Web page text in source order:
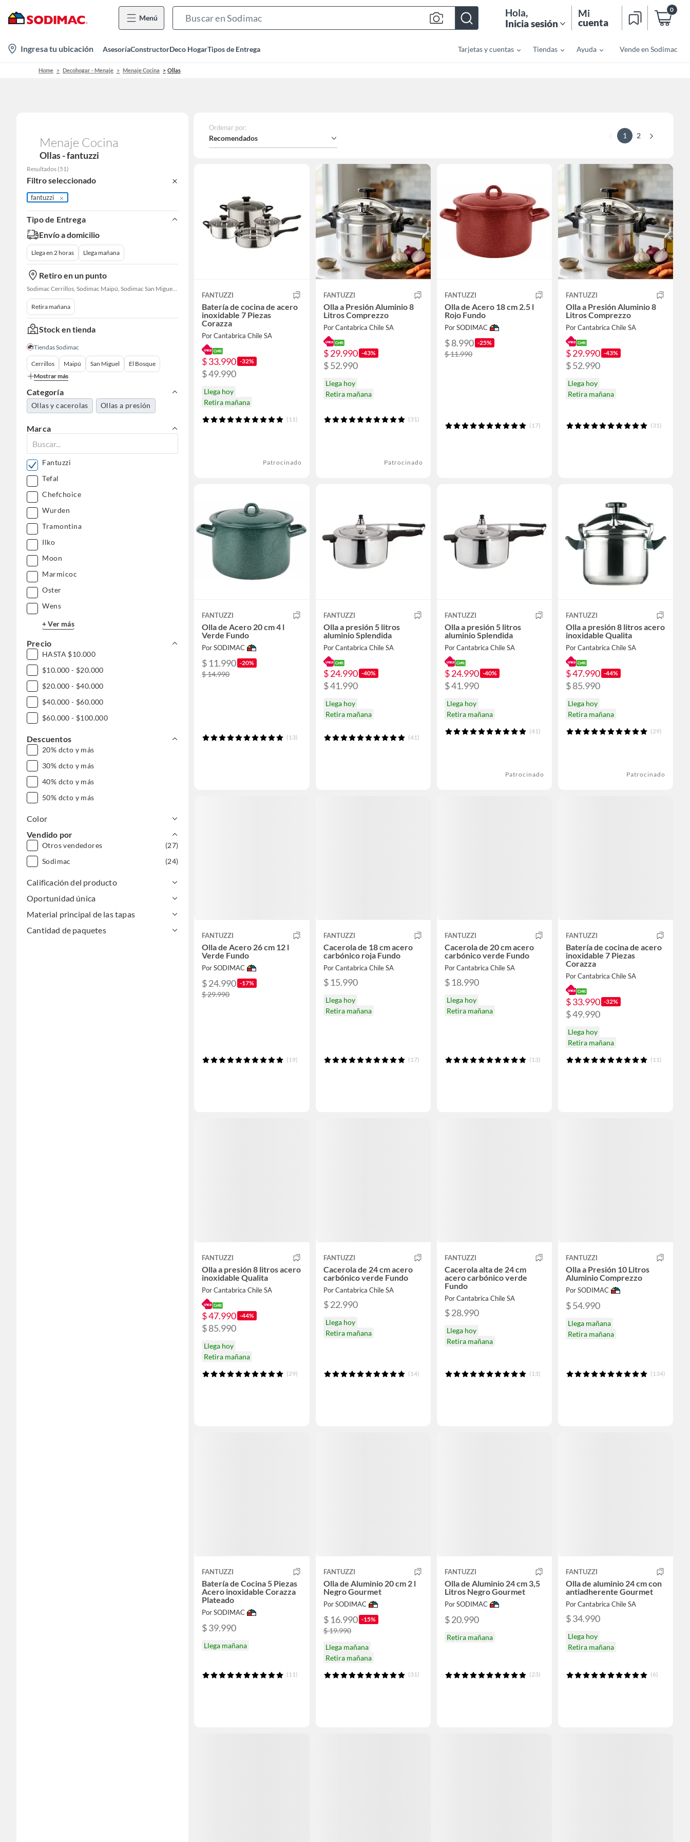
Menú
Bar
Hola,
Inicia sesión
Mi
cuenta
0
location-
icon
Ingresa tu ubicación AsesoríaConstructorDeco HogarTipos de Entrega Tarjetas y cuentas Tiendas Ayuda Vende en Sodimac
Home Decohogar - Menaje Menaje Cocina Ollas
Menaje Cocina
Ollas - fantuzzi
Resultados (51)
Filtro seleccionado
fantuzzi
Tipo de Entrega
Envío a domicilio
Llega en 2 horas Llega mañana
Retiro en un punto
Sodimac Cerrillos, Sodimac Maipú, Sodimac San Miguel, Sodimac El Bosque, Sodimac San Bernardo, Sodimac Talagante, Sodimac San Fernando
Retira mañana
Stock en tienda
Tiendas Sodimac
Cerrillos Maipú San Miguel
El Bosque
Mostrar más
Categoría
Ollas y cacerolas Ollas a presión
Marca
Fantuzzi
Tefal
Chefchoice
Wurden
Tramontina
Ilko
Moon
Marmicoc
Oster
Wens
+ Ver más
Precio
HASTA $10.000
$10.000 - $20.000
$20.000 - $40.000
$40.000 - $60.000
$60.000 - $100.000
Descuentos
20% dcto y más
30% dcto y más
40% dcto y más
50% dcto y más
Color
Vendido por
Otros vendedores
(27)
Sodimac
(24)
Calificación del producto
Oportunidad única
Material principal de las tapas
Cantidad de paquetes
Ordenar por:
Recomendados 1 2
FANTUZZI
Batería de cocina de acero
inoxidable 7 Piezas
Corazza
Por Cantabrica Chile SA
$ 33.990 -32%
$ 49.990
Llega hoy
Retira mañana
(11)
Patrocinado
FANTUZZI
Olla a Presión Aluminio 8
Litros Comprezzo
Por Cantabrica Chile SA
$ 29.990 -43%
$ 52.990
Llega hoy
Retira mañana
(31)
Patrocinado
FANTUZZI
Olla de Acero 18 cm 2.5 l
Rojo Fundo
Por SODIMAC
$ 8.990 -25%
$ 11.990
(17)
FANTUZZI
Olla a Presión Aluminio 8
Litros Comprezzo
Por Cantabrica Chile SA
$ 29.990 -43%
$ 52.990
Llega hoy
Retira mañana
(31)
FANTUZZI
Olla de Acero 20 cm 4 l
Verde Fundo
Por SODIMAC
$ 11.990 -20%
$ 14.990
(13)
FANTUZZI
Olla a presión 5 litros
aluminio Splendida
Por Cantabrica Chile SA
$ 24.990 -40%
$ 41.990
Llega hoy
Retira mañana
(41)
FANTUZZI
Olla a presión 5 litros
aluminio Splendida
Por Cantabrica Chile SA
$ 24.990 -40%
$ 41.990
Llega hoy
Retira mañana
(41)
Patrocinado
FANTUZZI
Olla a presión 8 litros acero
inoxidable Qualita
Por Cantabrica Chile SA
$ 47.990 -44%
$ 85.990
Llega hoy
Retira mañana
(29)
Patrocinado
FANTUZZI
Olla de Acero 26 cm 12 l
Verde Fundo
Por SODIMAC
$ 24.990 -17%
$ 29.990
(19)
FANTUZZI
Cacerola de 18 cm acero
carbónico roja Fundo
Por Cantabrica Chile SA
$ 15.990
Llega hoy
Retira mañana
(17)
FANTUZZI
Cacerola de 20 cm acero
carbónico verde Fundo
Por Cantabrica Chile SA
$ 18.990
Llega hoy
Retira mañana
(13)
FANTUZZI
Batería de cocina de acero
inoxidable 7 Piezas
Corazza
Por Cantabrica Chile SA
$ 33.990 -32%
$ 49.990
Llega hoy
Retira mañana
(11)
FANTUZZI
Olla a presión 8 litros acero
inoxidable Qualita
Por Cantabrica Chile SA
$ 47.990 -44%
$ 85.990
Llega hoy
Retira mañana
(29)
FANTUZZI
Cacerola de 24 cm acero
carbónico verde Fundo
Por Cantabrica Chile SA
$ 22.990
Llega hoy
Retira mañana
(14)
FANTUZZI
Cacerola alta de 24 cm
acero carbónico verde
Fundo
Por Cantabrica Chile SA
$ 28.990
Llega hoy
Retira mañana
(13)
FANTUZZI
Olla a Presión 10 Litros
Aluminio Comprezzo
Por SODIMAC
$ 54.990
Llega mañana
Retira mañana
(134)
FANTUZZI
Batería de Cocina 5 Piezas
Acero inoxidable Corazza
Plateado
Por SODIMAC
$ 39.990
Llega mañana
(11)
FANTUZZI
Olla de Aluminio 20 cm 2 l
Negro Gourmet
Por SODIMAC
$ 16.990 -15%
$ 19.990
Llega mañana
Retira mañana
(31)
FANTUZZI
Olla de Aluminio 24 cm 3,5
Litros Negro Gourmet
Por SODIMAC
$ 20.990
Retira mañana
(23)
FANTUZZI
Olla de aluminio 24 cm con
antiadherente Gourmet
Por Cantabrica Chile SA
$ 34.990
Llega hoy
Retira mañana
(6)